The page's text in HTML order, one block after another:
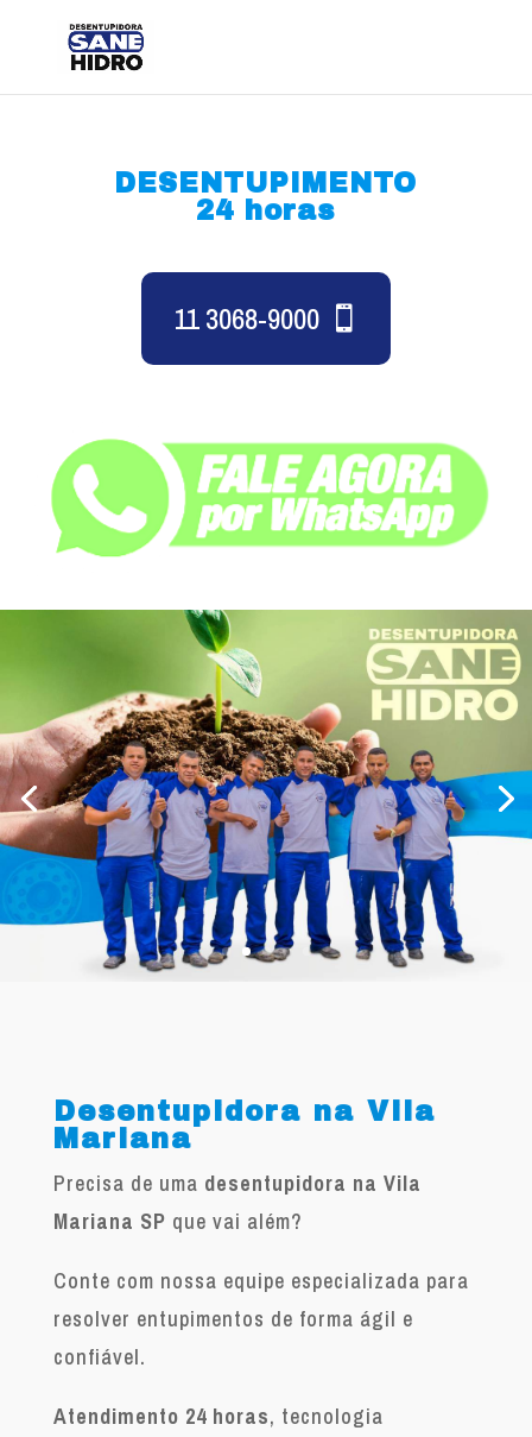
DESENTUPIMENTO
24 horas
11 3068-9000
Desentupidora na Vila
Mariana
Precisa de uma desentupidora na Vila
Mariana SP que vai além?
Conte com nossa equipe especializada para
resolver entupimentos de forma ágil e
confiável.
Atendimento 24 horas, tecnologia